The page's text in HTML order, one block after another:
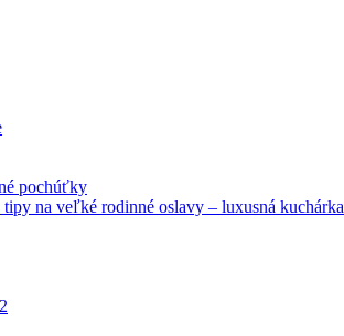
pochúťky
na veľké rodinné oslavy – luxusná kuchárka